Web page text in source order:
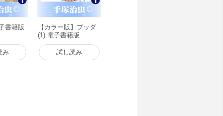
書籍版
み
【カラー版】ブッダ
(1) 電子書籍版
試し読み